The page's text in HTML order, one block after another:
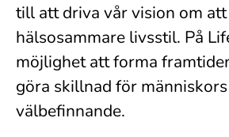
till att driva vår vision om
hälsosammare livsstil. På
möjlighet att forma
göra skillnad för människors
välbefinnande.